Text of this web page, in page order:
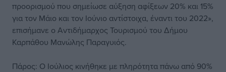
προορισμού που σημείωσε αύξηση αφίξεων 20% και 15%
για τον Μάιο και τον Ιούνιο αντίστοιχα, έναντι του 2022»,
επισήμανε ο Αντιδήμαρχος Τουρισμού του Δήμου
Καρπάθου Μανώλης Παραγυιός.
Πάρος: Ο Ιούλιος κινήθηκε με πληρότητα πάνω από 90%